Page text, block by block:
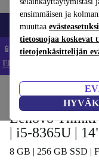
ensimmäisen ja
muuttaa
tietosuojaa koskevat
tietojenkäsittelijän
Matkapuhelimet ja
📱 Säästä 5 % LISÄÄ
Ehdot ja säännöt
Lenovo
| i5-8365U |
8 GB | 256 GB SSD |